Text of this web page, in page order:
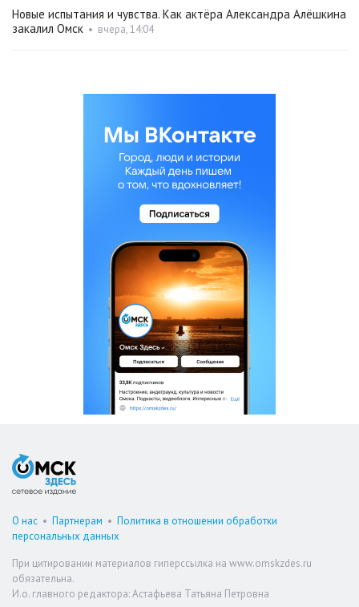
Новые испытания и чувства. Как актёра Александра Алёшкина
закалил Омск • вчера, 14:04
О нас • Партнерам • Политика в отношении обработки
персональных данных
При цитировании материалов гиперссылка на www.omskzdes.ru
обязательна.
И.о. главного редактора: Астафьева Татьяна Петровна